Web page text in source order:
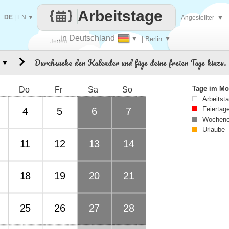
Jeden
..in Deutschland ▼ | Berlin ▼
Arbeitstage
DE EN ▼ Angestellter ▼
Durchsuche den Kalender und füge deine freien Tage hinzu.
Do Fr Sa So
4 5 6 7
11 12 13 14
18 19 20 21
25 26 27 28
▼
Tage im
Urlaube